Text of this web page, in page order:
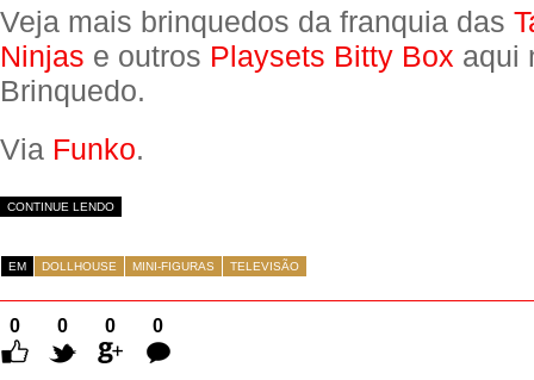
Veja mais brinquedos da franquia das
Ninjas e outros Playsets Bitty Box aqui
Brinquedo.
Via Funko.
CONTINUE LENDO
EM DOLLHOUSE MINI-FIGURAS TELEVISÃO
0 0 0
0
Comentários